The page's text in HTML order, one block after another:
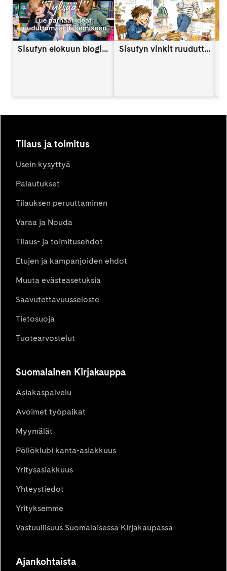
Sisufyn elokuun blogi: Näin vahvistat lapsen itsetuntoa someaikana Sisufyn vinkit ruuduttomaan päivään: Vinkki 9
Tilaus ja toimitus
Usein kysyttyä
Palautukset
Tilauksen peruuttaminen
Varaa ja Nouda
Tilaus- ja toimitusehdot
Etujen ja kampanjoiden ehdot
Muuta evästeasetuksia
Saavutettavuusseloste
Tietosuoja
Tuotearvostelut
Suomalainen Kirjakauppa
Asiakaspalvelu
Avoimet työpaikat
Myymälät
Pöllöklubi kanta-asiakkuus
Yritysasiakkuus
Yhteystiedot
Yrityksemme
Vastuullisuus Suomalaisessa Kirjakaupassa
Ajankohtaista